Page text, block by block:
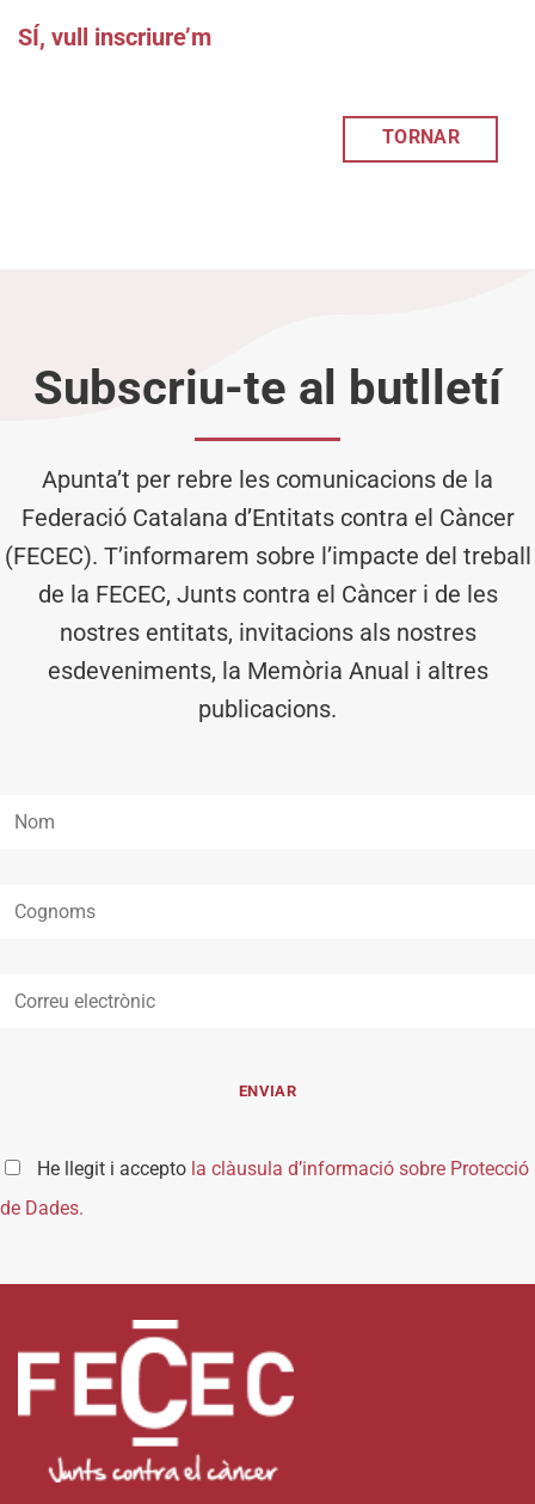
SÍ, vull inscriure’m
TORNAR
Subscriu-te al butlletí
Apunta’t per rebre les comunicacions de la
Federació Catalana d’Entitats contra el Càncer
(FECEC). T’informarem sobre l’impacte del treball
de la FECEC, Junts contra el Càncer i de les
nostres entitats, invitacions als nostres
esdeveniments, la Memòria Anual i altres
publicacions.
He llegit i accepto la clàusula d’informació sobre Protecció
de Dades.